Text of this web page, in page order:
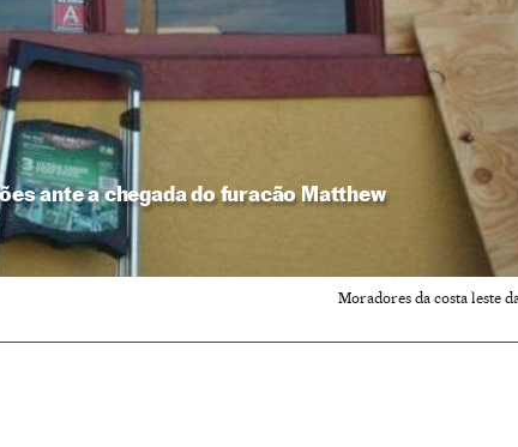
ante a chegada do furacão Matthew
Moradores da costa leste